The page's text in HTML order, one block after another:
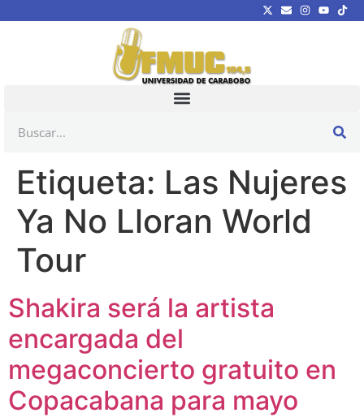
Etiqueta: Las Nujeres
Ya No Lloran World
Tour
Shakira será la artista
encargada del
megaconcierto gratuito en
Copacabana para mayo